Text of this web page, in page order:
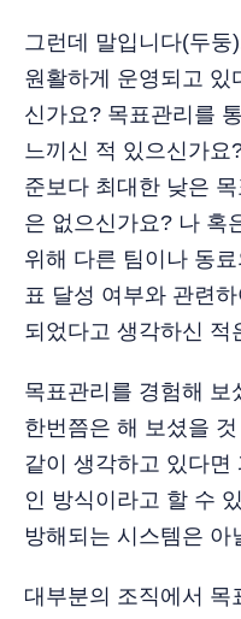
그런데 말입니다(두
원활하게 운영되고 있
신가요? 목표관리를
느끼신 적 있으신가요
준보다 최대한 낮은
은 없으신가요? 나 혹
위해 다른 팀이나 동
표 달성 여부와 관련
되었다고 생각하신 적
목표관리를 경험해 보
한번쯤은 해 보셨을
같이 생각하고 있다면
인 방식이라고 할 수
방해되는 시스템은 아
대부분의 조직에서 목